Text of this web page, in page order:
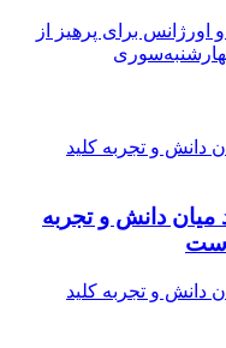
برای پرهیز از
میان دانش و تجربه